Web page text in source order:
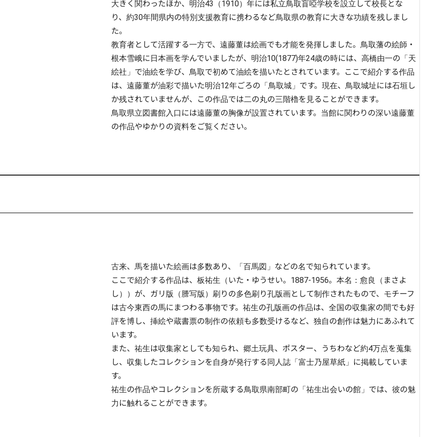
大きく関わったほか、明治43（1910）年には私立鳥取盲啞学校を設立して校長とな
り、約30年間県内の特別支援教育に携わるなど鳥取県の教育に大きな功績を残しまし
た。
教育者として活躍する一方で、遠藤董は絵画でも才能を発揮しました。鳥取藩の絵師・
根本雪峨に日本画を学んでいましたが、明治10(1877)年24歳の時には、高橋由一の「天
絵社」で油絵を学び、鳥取で初めて油絵を描いたとされています。ここで紹介する作品
は、遠藤董が油彩で描いた明治12年ごろの「鳥取城」です。現在、鳥取城址には石垣し
か残されていませんが、この作品では二の丸の三階櫓を見ることができます。
鳥取県立図書館入口には遠藤董の胸像が設置されています。当館に関わりの深い遠藤董
の作品やゆかりの資料をご覧ください。
古来、馬を描いた絵画は多数あり、「百馬図」などの名で知られています。
ここで紹介する作品は、板祐生（いた・ゆうせい。1887-1956。本名：愈良（まさよ
し））が、ガリ版（謄写版）刷りの多色刷り孔版画として制作されたもので、モチーフ
は古今東西の馬にまつわる事物です。祐生の孔版画の作品は、全国の収集家の間でも好
評を博し、挿絵や蔵書票の制作の依頼も多数受けるなど、独自の創作は魅力にあふれて
います。
また、祐生は収集家としても知られ、郷土玩具、ポスター、うちわなど約4万点を蒐集
し、収集したコレクションを自身が発行する同人誌「富士乃屋草紙」に掲載していま
す。
祐生の作品やコレクションを所蔵する鳥取県南部町の「祐生出会いの館」では、彼の魅
力に触れることができます。